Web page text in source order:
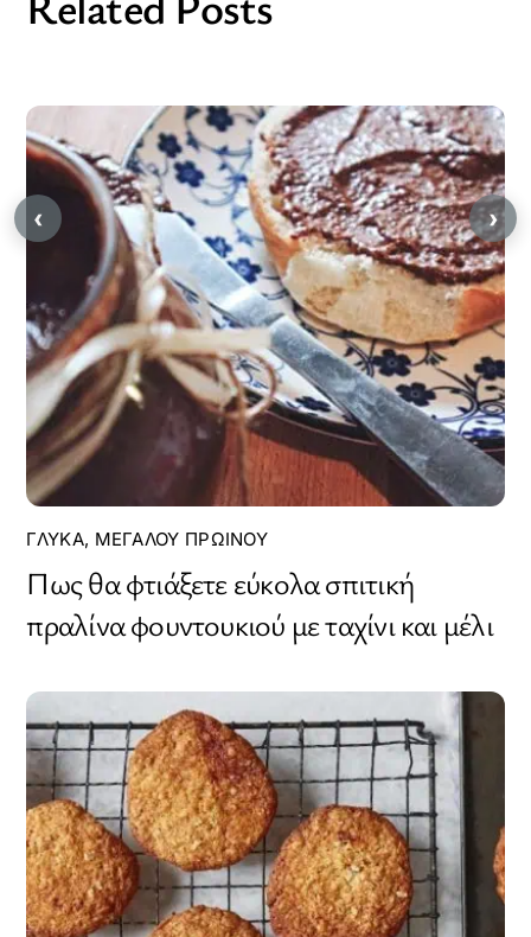
ΓΛΥΚΆ, ΜΕΓΆΛΟΥ ΠΡΩΙΝΟΎ
Πως θα φτιάξετε εύκολα σπιτική
πραλίνα φουντουκιού με ταχίνι και μέλι
‹ ›